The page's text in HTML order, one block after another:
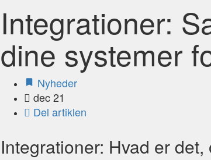
Integrationer:
dine systemer
Nyheder
dec 21
Del artiklen
Integrationer: Hvad er